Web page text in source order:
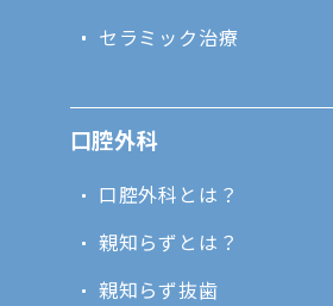
セラミック治療
口腔外科
口腔外科とは？
親知らずとは？
親知らず抜歯